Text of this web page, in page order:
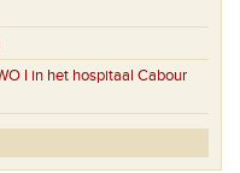
I in het hospitaal Cabour